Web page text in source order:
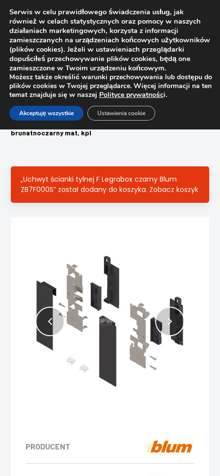
Strona główna Sklep
Szuflady
Mocowanie frontu wewnętrznego do szuflady z elementami
brunatnoczarny mat, kpl
„Uchwyt ścianki tylnej F Legrabox czarny Blum
ZB7F000S” został dodany do koszyka. Zobacz koszyk
PRODUCENT
Serwis w celu prawidłowego świadczenia usług, jak
również w celach statystycznych oraz pomocy w naszych
działaniach marketingowych, korzysta z informacji
zamieszczanych na urządzeniach końcowych użytkowników
(plików cookies). Jeżeli w ustawieniach przeglądarki
dopuściłeś przechowywanie plików cookies, będą one
zamieszczone w Twoim urządzeniu końcowym.
Możesz także określić warunki przechowywania lub dostępu do
plików cookies w Twojej przeglądarce. Więcej informacji na ten
temat znajduje się w naszej Polityce prywatności.
Akceptuję wszystkie Ustawienia cookie